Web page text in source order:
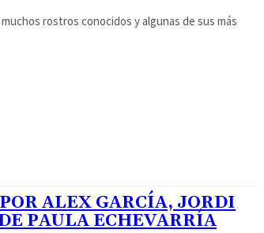
rostros conocidos y algunas de sus más
ALEX GARCÍA, JORDI
PAULA ECHEVARRÍA